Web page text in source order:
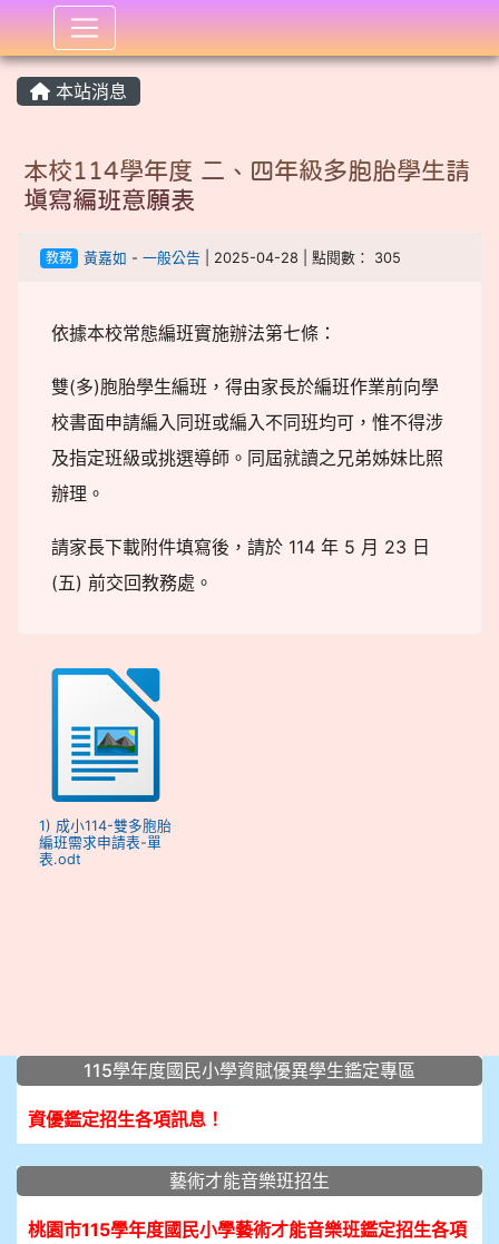
:::
本站消息
本校114學年度 二、四年級多胞胎學生請
填寫編班意願表
教務 黃嘉如 - 一般公告 | 2025-04-28 | 點閱數： 305
依據本校常態編班實施辦法第七條：
雙(多)胞胎學生編班，得由家長於編班作業前向學
校書面申請編入同班或編入不同班均可，惟不得涉
及指定班級或挑選導師。同屆就讀之兄弟姊妹比照
辦理。
請家長下載附件填寫後，請於 114 年 5 月 23 日
(五) 前交回教務處。
1) 成小114-雙多胞胎
編班需求申請表-單
表.odt
::: 115學年度國民小學資賦優異學生鑑定專區
資優鑑定招生各項訊息！
藝術才能音樂班招生
桃園市115學年度國民小學藝術才能音樂班鑑定招生各項